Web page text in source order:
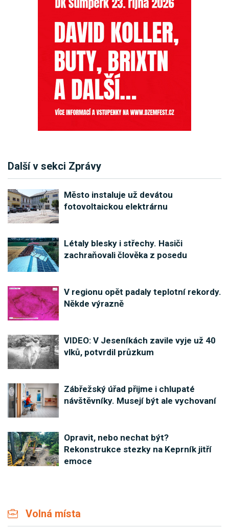
Další v sekci Zprávy
Město instaluje už devátou
fotovoltaickou elektrárnu
Létaly blesky i střechy. Hasiči
zachraňovali člověka z posedu
V regionu opět padaly teplotní rekordy.
Někde výrazně
VIDEO: V Jeseníkách zavile vyje už 40
vlků, potvrdil průzkum
Zábřežský úřad přijme i chlupaté
návštěvníky. Musejí být ale vychovaní
Opravit, nebo nechat být?
Rekonstrukce stezky na Keprník jitří
emoce
Volná místa